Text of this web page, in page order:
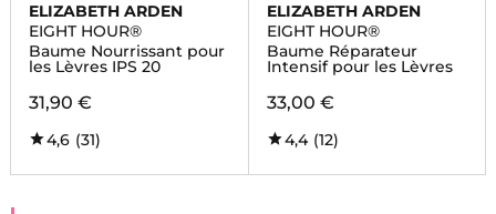
ELIZABETH ARDEN
EIGHT HOUR®
Baume Nourrissant pour
les Lèvres IPS 20
31,90 €
4,6 (31)
ELIZABETH ARDEN
EIGHT HOUR®
Baume Réparateur
Intensif pour les Lèvres
33,00 €
4,4 (12)